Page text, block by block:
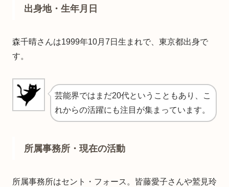
出身地・生年月日
森千晴さんは1999年10月7日生まれで、東京都出身で
す。
芸能界ではまだ20代ということもあり、こ
れからの活躍にも注目が集まっています。
所属事務所・現在の活動
所属事務所はセント・フォース。皆藤愛子さんや鷲見玲